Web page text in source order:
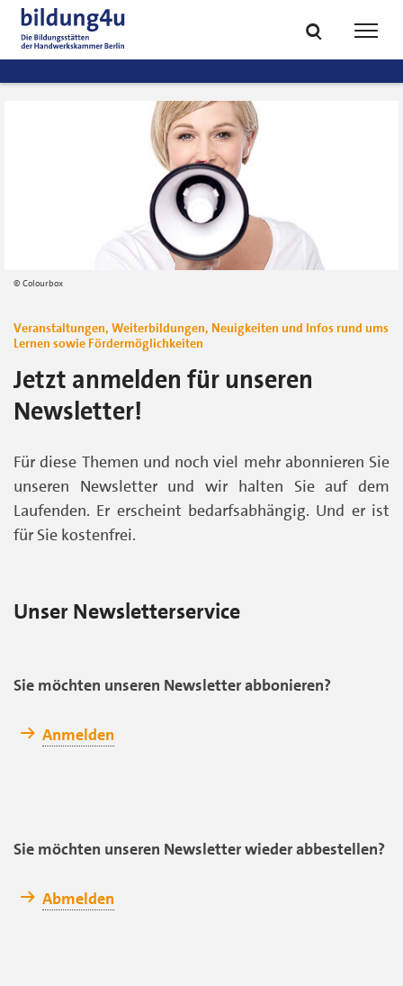
zum
Inhalt
springen
Fußzeile
springen
Suche
Colourbox
Veranstaltungen, Weiterbildungen, Neuigkeiten und Infos rund ums
Lernen sowie Fördermöglichkeiten
Jetzt anmelden für unseren
Newsletter!
Für diese Themen und noch viel mehr abonnieren Sie
unseren Newsletter und wir halten Sie auf dem
Laufenden. Er erscheint bedarfsabhängig. Und er ist
für Sie kostenfrei.
Unser Newsletterservice
Sie möchten unseren Newsletter abbonieren?
Anmelden
Sie möchten unseren Newsletter wieder abbestellen?
Abmelden